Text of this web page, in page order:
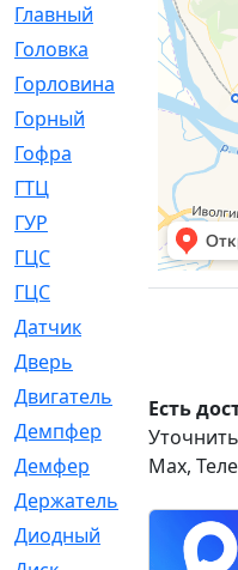
Главный
[29]
Головка
[28]
Горловина
Горный
Гофра
ГТЦ
ГУР
ГЦC
ГЦС
Датчик
Дверь
Двигатель
Демпфер
Демфер
Держатель
Диодный
[3]
Есть
Max,